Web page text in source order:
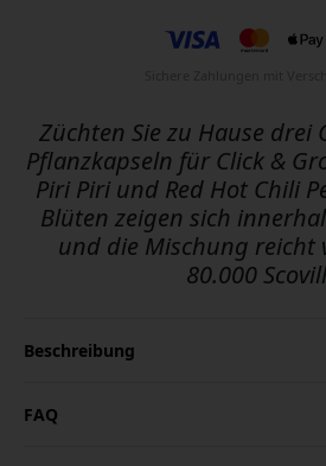
Züchten Sie zu Hause drei
Pflanzkapseln für Click &
Piri Piri und Red Hot Chili
Blüten zeigen sich
und die Mischung reicht
80.000
Beschreibung
FAQ